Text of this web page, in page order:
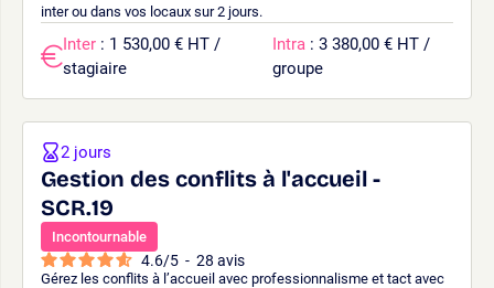
inter ou dans vos locaux sur 2 jours.
Inter : 1 530,00 € HT /
stagiaire
Intra : 3 380,00 € HT /
groupe
Gestion des conflits à l'accueil -
SCR.19
Incontournable
4.6/5 - 28 avis
Gérez les conflits à l’accueil avec professionnalisme et tact avec
2 jours